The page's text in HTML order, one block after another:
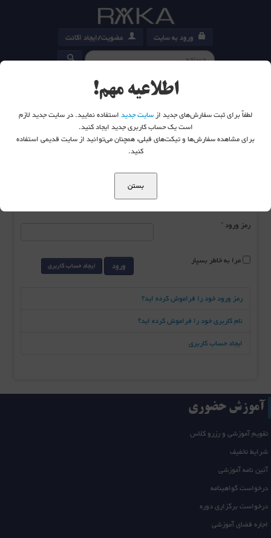
ورود به سایت عضویت/ایجاد اکانت
کارت خرید
شما اینجا هستید:خانه ورود به سایت
رمز ورود *
مرا به خاطر بسپار ورود ایجاد حساب کاربری
رمز ورود خود را فراموش کرده اید؟
نام کاربری خود را فراموش کرده اید؟
ایجاد حساب کاربری
آموزش حضوری
تقویم آموزشی و رزرو کلاس
شرایط تخفیف
آئین نامه آموزشی
درخواست گواهینامه
درخواست برگزاری دوره
اجاره فضای آموزشی
اطلاعیه مهم!
لطفاً برای ثبت سفارش‌های جدید ازسایت جدیداستفاده نمایید. در سایت جدید لازم
است یک حساب کاربری جدید ایجاد کنید.
برای مشاهده سفارش‌ها و تیکت‌های قبلی، همچنان می‌توانید از سایت قدیمی استفاده
کنید.
بستن